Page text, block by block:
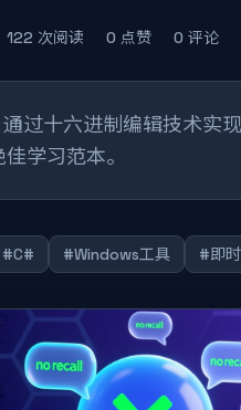
122 次阅读 0 点赞 0 评论
过十六进制编辑技术实
学习范本。
#C# #Windows工具 #即